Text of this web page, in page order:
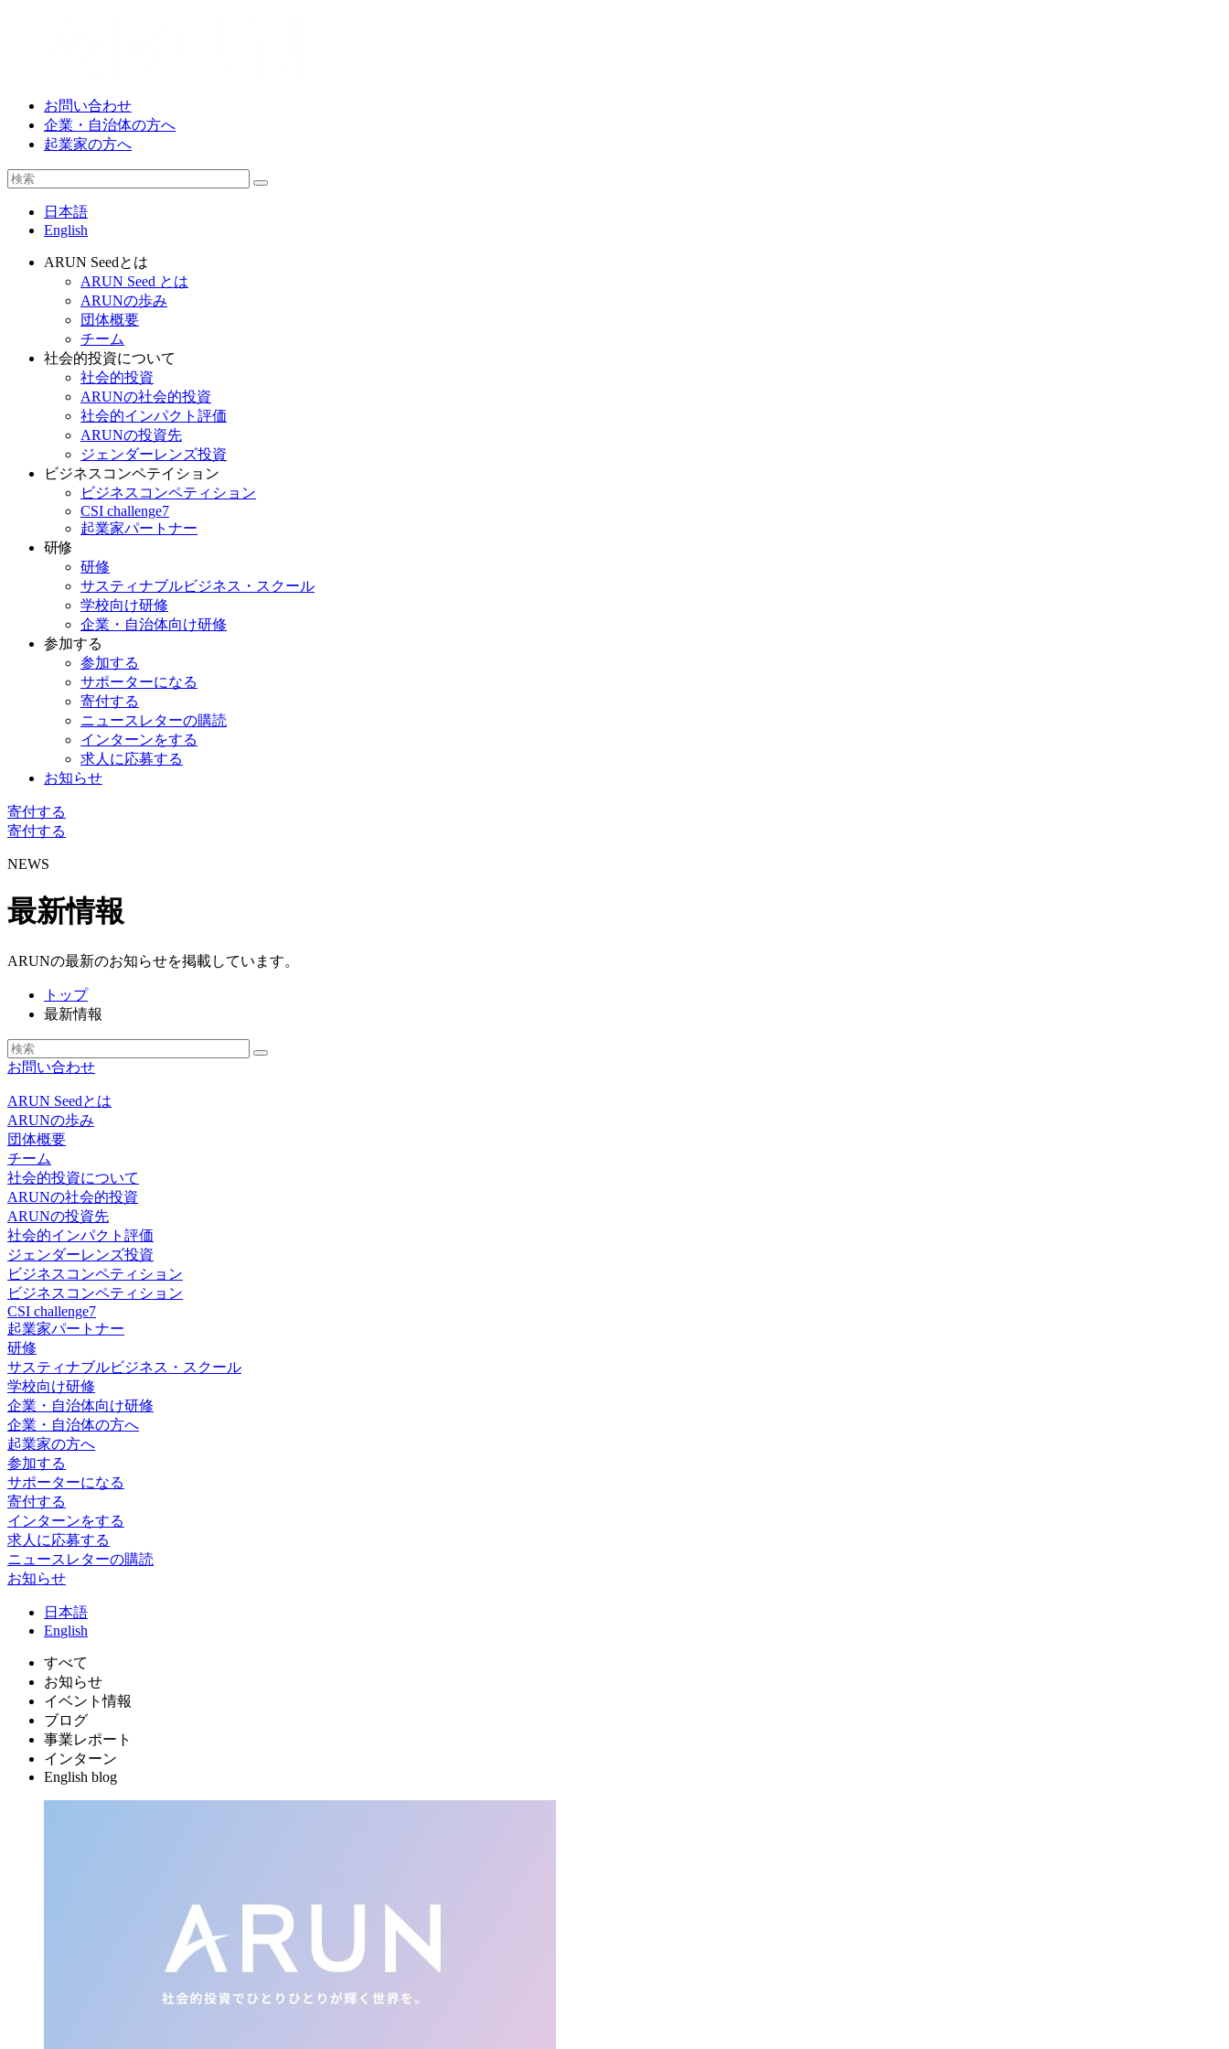
お問い合わせ
企業・自治体の方へ
起業家の方へ
日本語
English
ARUN Seedとは
ARUN Seed とは
ARUNの歩み
団体概要
チーム
社会的投資について
社会的投資
ARUNの社会的投資
社会的インパクト評価
ARUNの投資先
ジェンダーレンズ投資
ビジネスコンペテイション
ビジネスコンペティション
CSI challenge7
起業家パートナー
研修
研修
サスティナブルビジネス・スクール
学校向け研修
企業・自治体向け研修
参加する
参加する
サポーターになる
寄付する
ニュースレターの購読
インターンをする
求人に応募する
お知らせ
寄付する
寄付する
NEWS
最新情報
ARUNの最新のお知らせを掲載しています。
トップ
最新情報
お問い合わせ
ARUN Seedとは
ARUNの歩み
団体概要
チーム
社会的投資について
ARUNの社会的投資
ARUNの投資先
社会的インパクト評価
ジェンダーレンズ投資
ビジネスコンペティション
ビジネスコンペティション
CSI challenge7
起業家パートナー
研修
サスティナブルビジネス・スクール
学校向け研修
企業・自治体向け研修
企業・自治体の方へ
起業家の方へ
参加する
サポーターになる
寄付する
インターンをする
求人に応募する
ニュースレターの購読
お知らせ
日 本語
English
すべて
お知らせ
イベント情報
ブログ
事業レポート
インターン
English blog